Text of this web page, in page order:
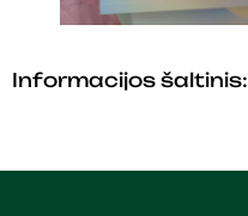
Informacijos šaltinis: